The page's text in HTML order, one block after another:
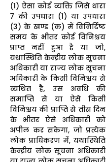
(1) ऐसा कोई व्यक्ति जिसे धारा
7 की उपधारा (1) या उपधारा
(3) के खण्ड (क) में विनिर्दिष्ट
समय के भीतर कोई विनिश्चय
प्राप्त नहीं हुआ है या जो,
यथास्थिति केन्द्रीय लोक सूचना
अधिकारी या राज्य लोक सूचना
अधिकारी के किसी विनिश्चय से
व्यथित है, उस अवधि की
समाप्ति से या ऐसे किसी
विनिश्चय की प्राप्ति से तीस दिन
के भीतर ऐसे अधिकारी को
अपील कर सकेगा, जो प्रत्येक
लोक प्राधिकरण में, यथास्थिति
केन्द्रीय लोक सूचना अधिकारी